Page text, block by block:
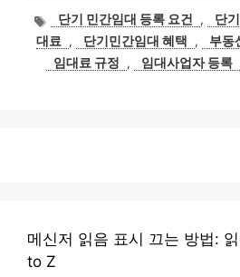
태
그
단기 민간임대 등록 요건 ,
단
대료
, 단기민간임대 혜택 , 부동
임대료 규정
, 임대사업자 등록
메신저 읽음 표시 끄는 방법:
to Z